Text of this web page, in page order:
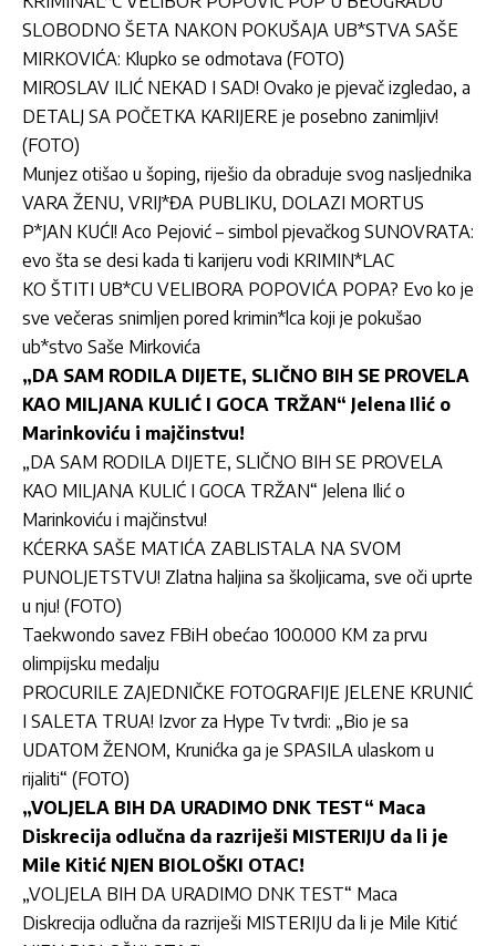
SLOBODNO ŠETA NAKON POKUŠAJA UB*STVA SAŠE
MIRKOVIĆA: Klupko se odmotava (FOTO)
MIROSLAV ILIĆ NEKAD I SAD! Ovako je pjevač izgledao, a
DETALJ SA POČETKA KARIJERE je posebno zanimljiv!
(FOTO)
Munjez otišao u šoping, riješio da obraduje svog nasljednika
VARA ŽENU, VRIJ*ĐA PUBLIKU, DOLAZI MORTUS
P*JAN KUĆI! Aco Pejović – simbol pjevačkog SUNOVRATA:
evo šta se desi kada ti karijeru vodi KRIMIN*LAC
KO ŠTITI UB*CU VELIBORA POPOVIĆA POPA? Evo ko je
sve večeras snimljen pored krimin*lca koji je pokušao
ub*stvo Saše Mirkovića
„DA SAM RODILA DIJETE, SLIČNO BIH SE PROVELA
KAO MILJANA KULIĆ I GOCA TRŽAN“ Jelena Ilić o
Marinkoviću i majčinstvu!
„DA SAM RODILA DIJETE, SLIČNO BIH SE PROVELA
KAO MILJANA KULIĆ I GOCA TRŽAN“ Jelena Ilić o
Marinkoviću i majčinstvu!
KĆERKA SAŠE MATIĆA ZABLISTALA NA SVOM
PUNOLJETSTVU! Zlatna haljina sa školjicama, sve oči uprte
u nju! (FOTO)
Taekwondo savez FBiH obećao 100.000 KM za prvu
olimpijsku medalju
PROCURILE ZAJEDNIČKE FOTOGRAFIJE JELENE KRUNIĆ
I SALETA TRUA! Izvor za Hype Tv tvrdi: „Bio je sa
UDATOM ŽENOM, Krunićka ga je SPASILA ulaskom u
rijaliti“ (FOTO)
„VOLJELA BIH DA URADIMO DNK TEST“ Maca
Diskrecija odlučna da razriješi MISTERIJU da li je
Mile Kitić NJEN BIOLOŠKI OTAC!
„VOLJELA BIH DA URADIMO DNK TEST“ Maca
Diskrecija odlučna da razriješi MISTERIJU da li je Mile Kitić